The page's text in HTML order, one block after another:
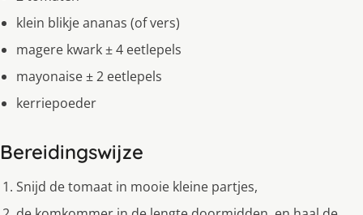
klein blikje ananas (of vers)
magere kwark ± 4 eetlepels
mayonaise ± 2 eetlepels
kerriepoeder
Bereidingswijze
Snijd de tomaat in mooie kleine partjes,